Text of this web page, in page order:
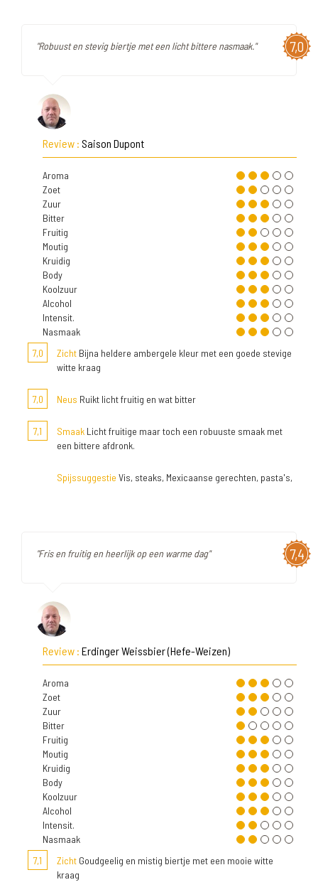
7,0
"Robuust en stevig biertje met een licht bittere nasmaak."
Review : Saison Dupont
Aroma
Zoet
Zuur
Bitter
Fruitig
Moutig
Kruidig
Body
Koolzuur
Alcohol
Intensit.
Nasmaak
7,0
Zicht Bijna heldere ambergele kleur met een goede stevige
witte kraag
7,0 Neus Ruikt licht fruitig en wat bitter
7,1 Smaak Licht fruitige maar toch een robuuste smaak met
een bittere afdronk.
Spijssuggestie Vis, steaks, Mexicaanse gerechten, pasta's,
7,4
"Fris en fruitig en heerlijk op een warme dag"
Review : Erdinger Weissbier (Hefe-Weizen)
Aroma
Zoet
Zuur
Bitter
Fruitig
Moutig
Kruidig
Body
Koolzuur
Alcohol
Intensit.
Nasmaak
7,1
Zicht Goudgeelig en mistig biertje met een mooie witte
kraag